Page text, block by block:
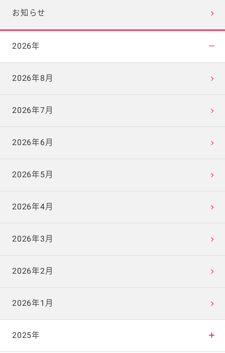
お知らせ
2026年
2026年8月
2026年7月
2026年6月
2026年5月
2026年4月
2026年3月
2026年2月
2026年1月
2025年